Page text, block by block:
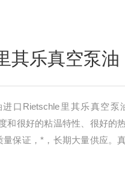
其乐真空泵油
口Rietschle里其乐真空泵
和很好的粘温特性、很好的
保证，*，长期大量供应。